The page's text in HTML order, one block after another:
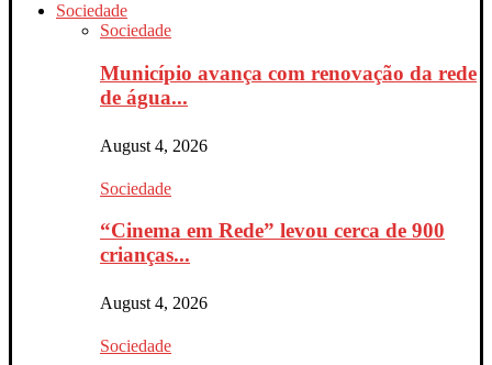
Sociedade
Sociedade
Município avança com renovação da rede
de água...
August 4, 2026
Sociedade
“Cinema em Rede” levou cerca de 900
crianças...
August 4, 2026
Sociedade